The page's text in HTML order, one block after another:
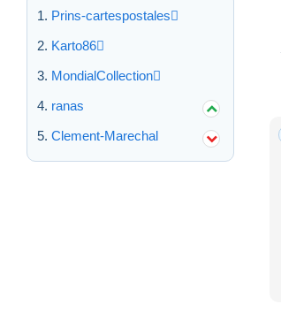
Prins-cartespostales
Karto86
MondialCollection
ranas
Clement-Marechal